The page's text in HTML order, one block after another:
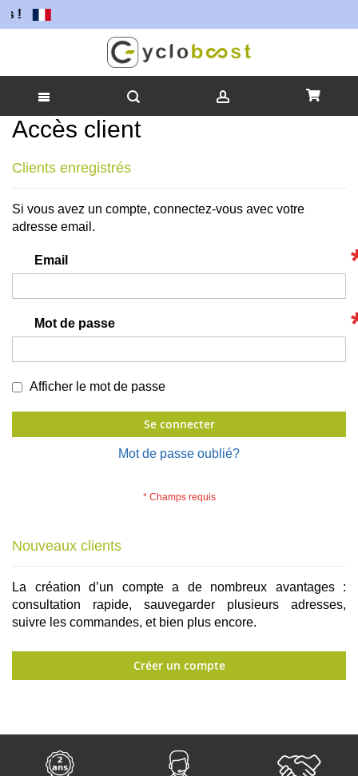
!
Allez
au
Accès client
Clients enregistrés
Si vous avez un compte, connectez-vous avec votre
adresse email.
Email
Mot de passe
Afficher le mot de passe
Se connecter
Mot de passe oublié?
Nouveaux clients
La création d’un compte a de nombreux avantages :
consultation rapide, sauvegarder plusieurs adresses,
suivre les commandes, et bien plus encore.
Créer un compte